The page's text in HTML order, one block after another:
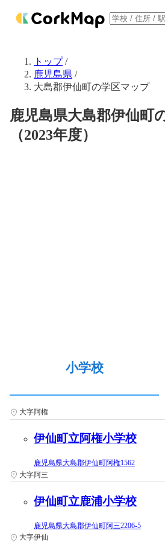
トップ/
鹿児島県 /
大島郡伊仙町の学区マップ
鹿児島県大島郡伊仙町
（2023年度）
小学校
大字阿権
伊仙町立阿権小学校
鹿児島県大島郡伊仙町阿権1562
大字阿三
伊仙町立鹿浦小学校
鹿児島県大島郡伊仙町阿三2206-5
大字伊仙